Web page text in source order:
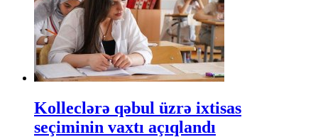
Kolleclərə qəbul üzrə ixtisas
seçiminin vaxtı açıqlandı